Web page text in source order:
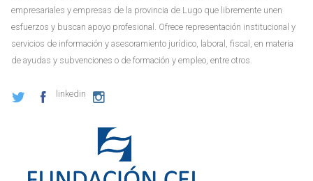
empresariales y empresas de la provincia de Lugo que libremente unen
esfuerzos y buscan apoyo profesional. Ofrece representación institucional y
servicios de información y asesoramiento jurídico, laboral, fiscal, en materia
de ayudas y subvenciones o de formación y empleo, entre otros.
linkedin